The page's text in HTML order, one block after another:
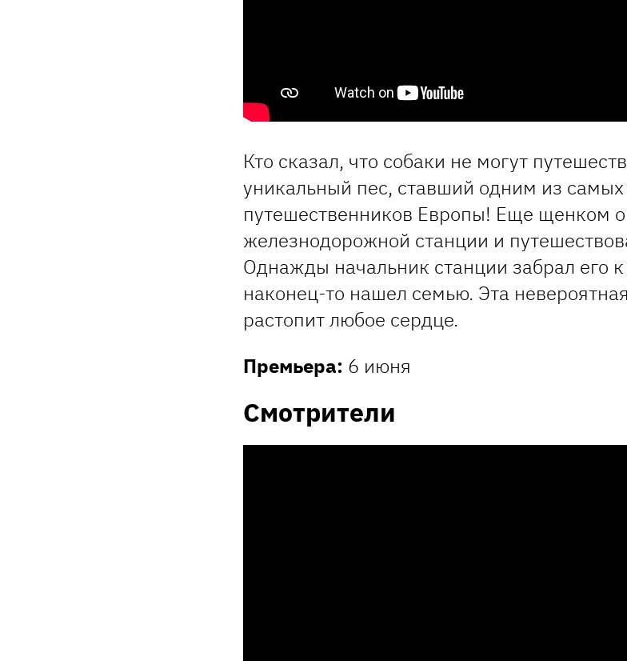
Кто сказал, что собаки не могут
уникальный пес, ставший одним из самых
путешественников Европы! Еще щенком
железнодорожной станции и
Однажды начальник станции забрал его
наконец-то нашел семью. Эта
растопит любое сердце.
Премьера: 6 июня
Смотрители